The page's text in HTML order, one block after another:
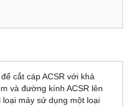
cắt cáp ACSR với khả
và đường kính ACSR lên
máy sử dụng một loại